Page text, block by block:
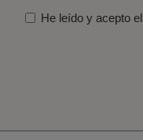
He leído y acepto el